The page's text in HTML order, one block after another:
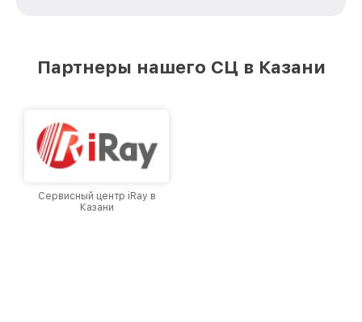
лучшим сервисным центром Infratech в
Партнеры нашего СЦ в Казани
Сервисный центр iRay в
Казани